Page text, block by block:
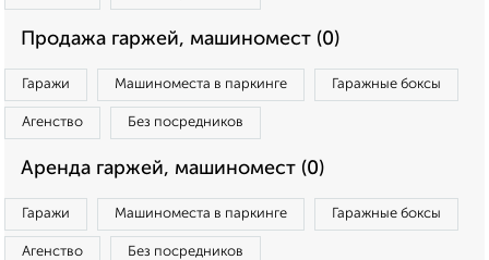
Продажа гаржей, машиномест (0)
Гаражи Машиноместа в паркинге Гаражные боксы
Агенство Без посредников
Аренда гаржей, машиномест (0)
Гаражи Машиноместа в паркинге Гаражные боксы
Агенство Без посредников